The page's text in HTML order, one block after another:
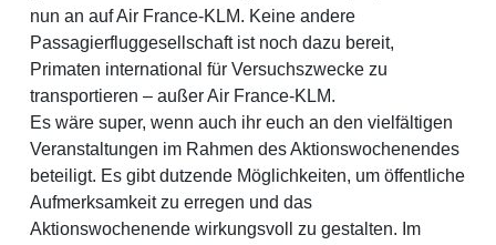
nun an auf Air France-KLM. Keine andere
Passagierfluggesellschaft ist noch dazu bereit,
Primaten international für Versuchszwecke zu
transportieren – außer Air France-KLM.
Es wäre super, wenn auch ihr euch an den vielfältigen
Veranstaltungen im Rahmen des Aktionswochenendes
beteiligt. Es gibt dutzende Möglichkeiten, um öffentliche
Aufmerksamkeit zu erregen und das
Aktionswochenende wirkungsvoll zu gestalten. Im